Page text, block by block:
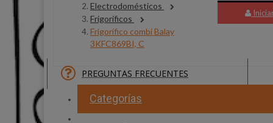
PREGUNTAS FRECUENTES
Electrodomésticos
Frigoríficos
Frigorífico combi Balay
3KFC869BI, C
Categorías